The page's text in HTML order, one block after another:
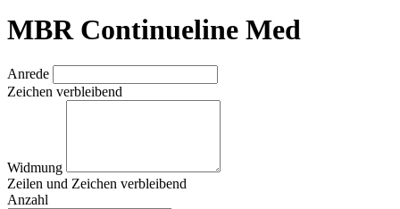
MBR Continueline Med
Anrede
Zeichen verbleibend
Widmung
Zeilen und Zeichen verbleibend
Anzahl